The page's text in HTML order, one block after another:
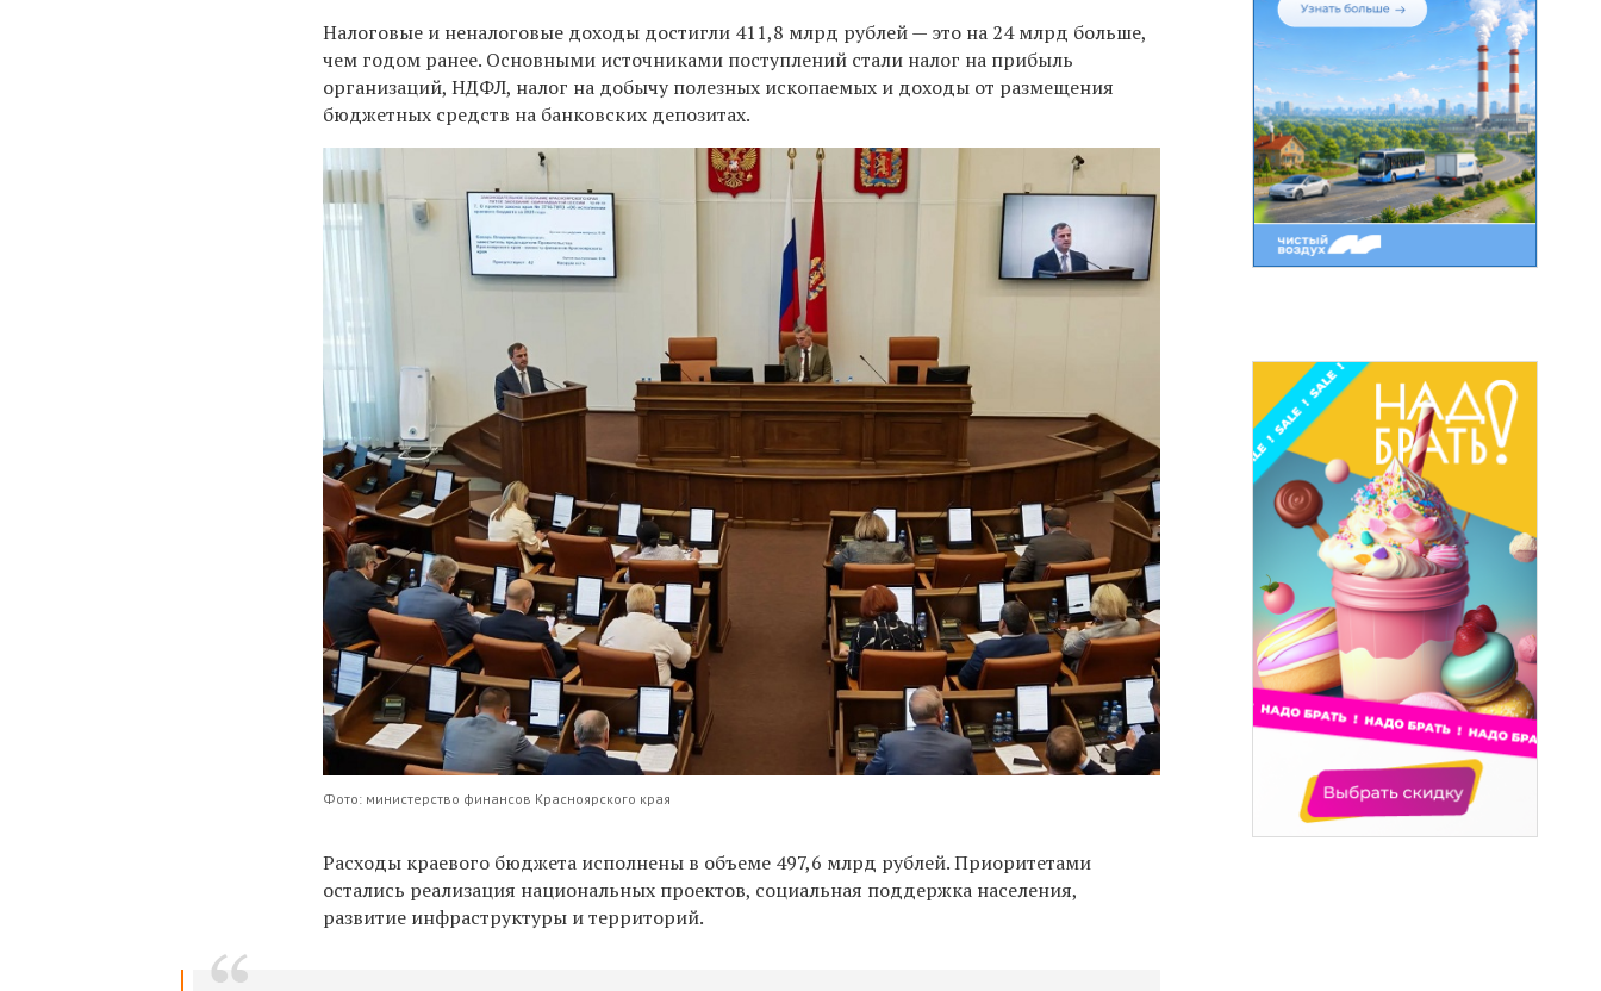
Налоговые и неналоговые доходы достигли 411,8 млрд рублей — это на 24 млрд больше,
чем годом ранее. Основными источниками поступлений стали налог на прибыль
организаций, НДФЛ, налог на добычу полезных ископаемых и доходы от размещения
бюджетных средств на банковских депозитах.
Фото: министерство финансов Красноярского края
Расходы краевого бюджета исполнены в объеме 497,6 млрд рублей. Приоритетами
остались реализация национальных проектов, социальная поддержка населения,
развитие инфраструктуры и территорий.